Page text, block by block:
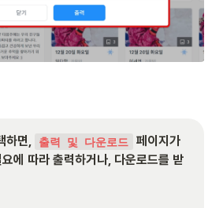
하면, 출력 및 다운로드
페이지가
에 따라 출력하거나, 다운로드를 받